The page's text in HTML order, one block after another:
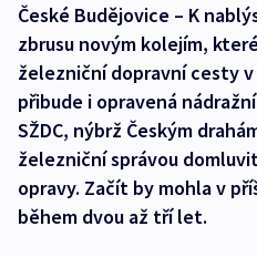
České Budějovice – K
zbrusu novým kolejím,
železniční dopravní cesty
přibude i opravená
SŽDC, nýbrž Českým
železniční správou
opravy. Začít by mohla v
během dvou až tří let.